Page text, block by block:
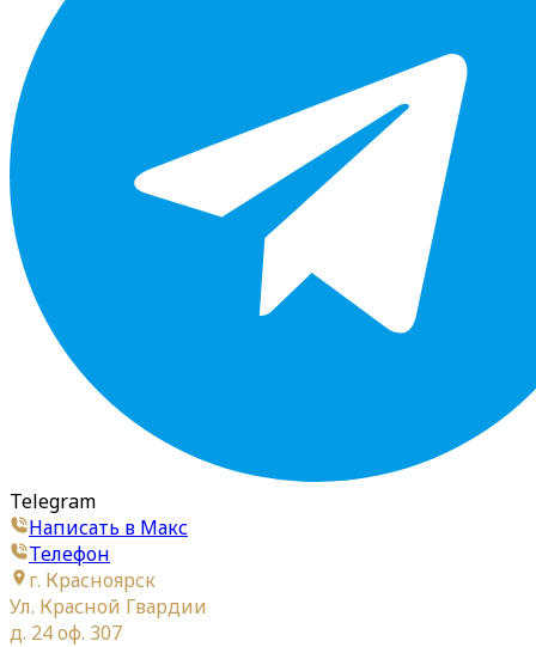
Telegram
Написать в Макс
Телефон
г. Красноярск
Ул. Красной Гвардии
д. 24 оф. 307